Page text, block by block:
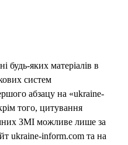
будь-яких матеріалів в
систем
абзацу на «ukraine-
того, цитування
ЗМІ можливе лише за
ukraine-inform.com та на